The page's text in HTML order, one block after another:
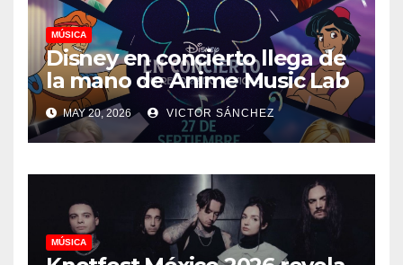
MÚSICA
Disney en concierto llega de
la mano de Anime Music Lab
MAY 20, 2026 VICTOR SÁNCHEZ
MÚSICA